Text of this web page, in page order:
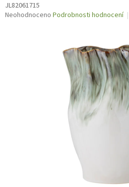
JL82061715
Průměrné
Neohodnoceno Podrobnosti hodnocení